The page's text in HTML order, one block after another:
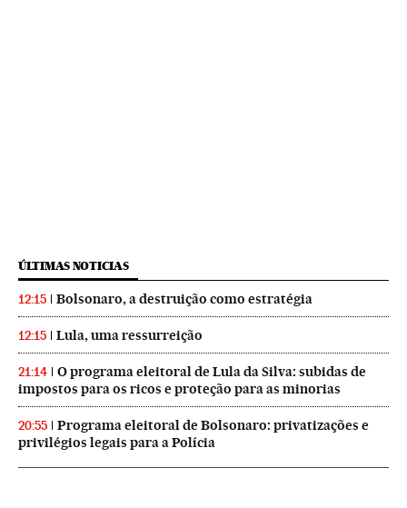
ÚLTIMAS NOTICIAS
12:15 Bolsonaro, a destruição como estratégia
12:15 Lula, uma ressurreição
21:14
O programa eleitoral de Lula da Silva: subidas de
impostos para os ricos e proteção para as minorias
20:55
Programa eleitoral de Bolsonaro: privatizações e
privilégios legais para a Polícia